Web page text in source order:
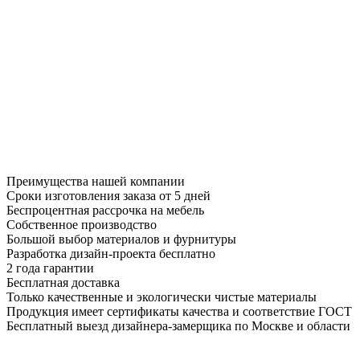
Преимущества нашей компании
Сроки изготовления заказа от 5 дней
Беспроцентная рассрочка на мебель
Собственное производство
Большой выбор материалов и фурнитуры
Разработка дизайн-проекта бесплатно
2 года гарантии
Бесплатная доставка
Только качественные и экологически чистые материалы
Продукция имеет сертификаты качества и соответствие ГОСТ
Бесплатный выезд дизайнера-замерщика по Москве и области